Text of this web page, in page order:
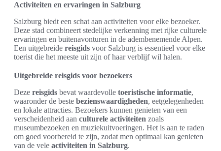
Activiteiten en ervaringen in Salzburg
Salzburg biedt een schat aan activiteiten voor elke bezoeker.
Deze stad combineert stedelijke verkenning met rijke culturele
ervaringen en buitenavonturen in de adembenemende Alpen.
Een uitgebreide reisgids voor Salzburg is essentieel voor elke
toerist die het meeste uit zijn of haar verblijf wil halen.
Uitgebreide reisgids voor bezoekers
Deze reisgids bevat waardevolle toeristische informatie,
waaronder de beste bezienswaardigheden, eetgelegenheden
en lokale attracties. Bezoekers kunnen genieten van een
verscheidenheid aan culturele activiteiten zoals
museumbezoeken en muziekuitvoeringen. Het is aan te raden
om goed voorbereid te zijn, zodat men optimaal kan genieten
van de vele activiteiten in Salzburg.